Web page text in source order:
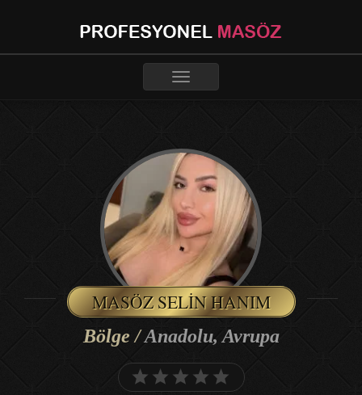
Toggle
MASÖZ SELIN HANIM
Bölge /Anadolu, Avrupa